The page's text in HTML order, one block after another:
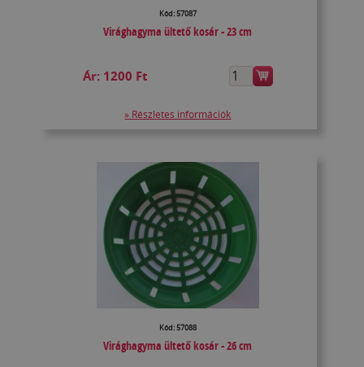
Kód: 57087
Virághagyma ültető kosár - 23 cm
Ár: 1200 Ft
» Részletes információk
Kód: 57088
Virághagyma ültető kosár - 26 cm